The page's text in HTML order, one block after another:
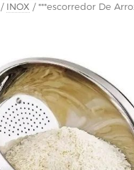
/ INOX / ***escorredor De